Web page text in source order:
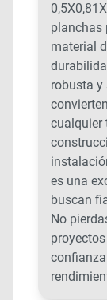
planchas
material
robusta
cualquier
es una
buscan
No